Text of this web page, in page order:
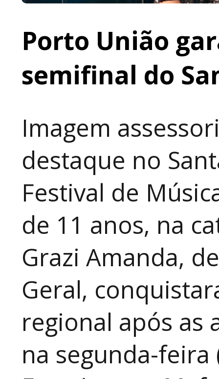
Porto União
semifinal do
Imagem
destaque no
Festival de
de 11 anos, na
Grazi Amanda,
Geral,
regional após as
na segunda-feira